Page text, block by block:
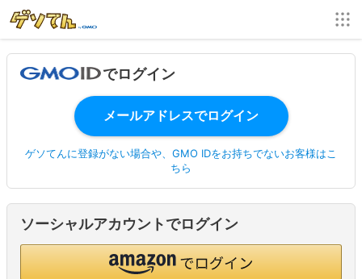
でログイン
ゲソてんに登録がない場合や、GMO IDをお持ちでないお客様はこ
ちら
ソーシャルアカウントでログイン